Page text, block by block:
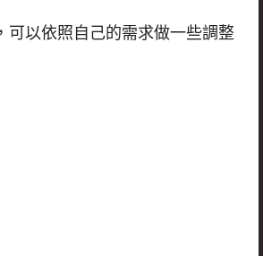
可以依照自己的需求做一些調整